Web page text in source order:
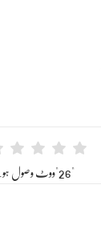
"26"ووٹ وصول ہوئے۔